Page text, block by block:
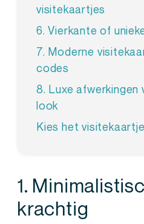
visitekaartjes
6. Vierkante of
7. Moderne
codes
8. Luxe afwerkingen
look
Kies het
1.
krachtig